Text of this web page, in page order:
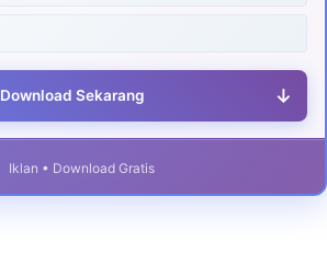
Download Sekarang ↓
Iklan • Download Gratis